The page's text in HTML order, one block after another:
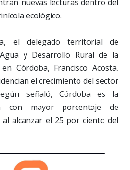
nuevas lecturas dentro del
ecológico.
el delegado territorial de
y Desarrollo Rural de la
Córdoba, Francisco Acosta,
el crecimiento del sector
señaló, Córdoba es la
con mayor porcentaje de
al alcanzar el 25 por ciento del